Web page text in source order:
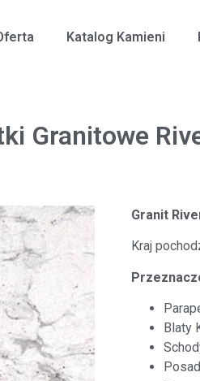
Katalog Kamieni
Granitowe
Granit
Kraj
Blaty